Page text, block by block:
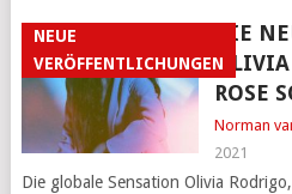
NEUE
VERÖFFENTLICHUNGEN
DIE
OLIVIA
ROSE
Norman
2021
Die globale Sensation Olivia